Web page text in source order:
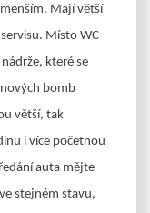
Mají větší
Místo WC
které se
bomb
větší, tak
i více početnou
auta mějte
stejném stavu,